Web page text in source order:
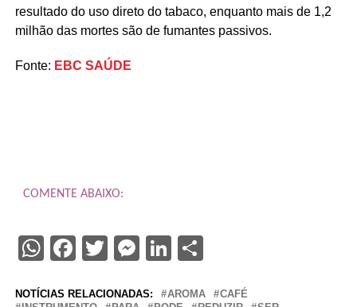
resultado do uso direto do tabaco, enquanto mais de 1,2
milhão das mortes são de fumantes passivos.
Fonte: EBC SAÚDE
COMENTE ABAIXO:
WhatsApp
Facebook
Twitter
Messenger
LinkedIn
Share
NOTÍCIAS RELACIONADAS: AROMA
CAFÉ